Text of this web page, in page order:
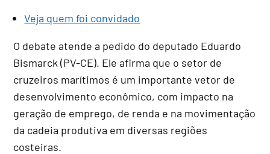
Veja quem foi convidado
O debate atende a pedido do deputado Eduardo
Bismarck (PV-CE). Ele afirma que o setor de
cruzeiros marítimos é um importante vetor de
desenvolvimento econômico, com impacto na
geração de emprego, de renda e na movimentação
da cadeia produtiva em diversas regiões
costeiras.